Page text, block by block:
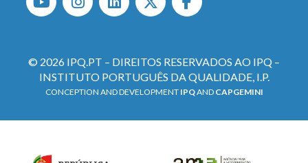
© 2026 IPQ.PT – DIREITOS RESERVADOS AO IPQ –
INSTITUTO PORTUGUÊS DA QUALIDADE, I.P.
CONCEPTION AND DEVELOPMENT IPQAND CAPGEMINI